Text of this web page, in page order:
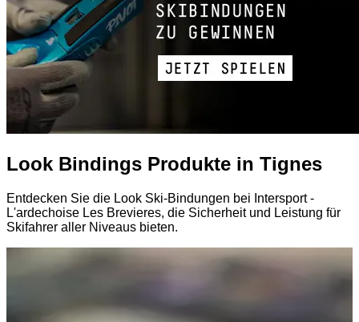
Look Bindings Produkte in Tignes
Entdecken Sie die Look Ski-Bindungen bei Intersport -
L'ardechoise Les Brevieres, die Sicherheit und Leistung für
Skifahrer aller Niveaus bieten.